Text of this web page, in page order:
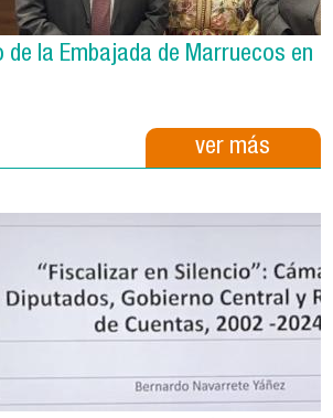
de la Embajada de Marruecos en
ver más